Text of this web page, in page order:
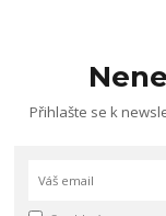
Přihlašte se k